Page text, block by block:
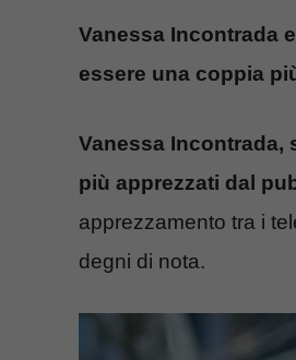
Vanessa Incontrada
essere una coppia
Vanessa Incontrada,
più apprezzati dal
apprezzamento tra i
degni di nota.